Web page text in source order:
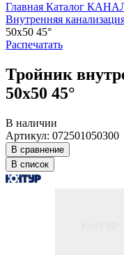
Главная Каталог
Внутренняя
50х50 45°
Распечатать
Тройник
50х50 45°
В наличии
Артикул: 072501050300
В сравнение
В список